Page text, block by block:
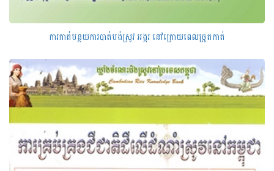
ការកាត់បន្ថយការបាត់បង់ស្រូវ អង្ករ នៅក្រោយពេលច្រូតកាត់